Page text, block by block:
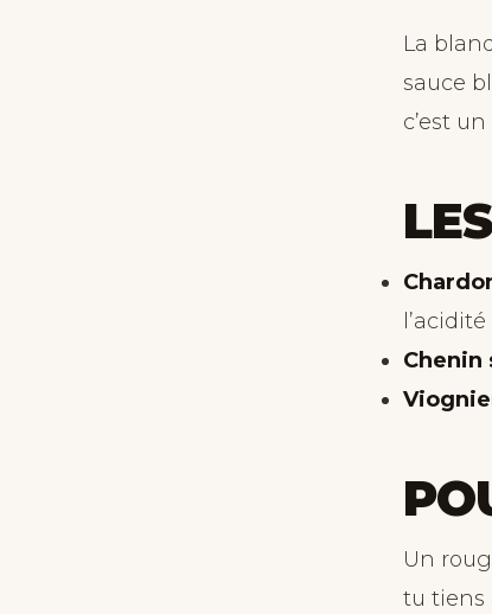
La
sauce
c’est un
Chenin
Un
tu tiens